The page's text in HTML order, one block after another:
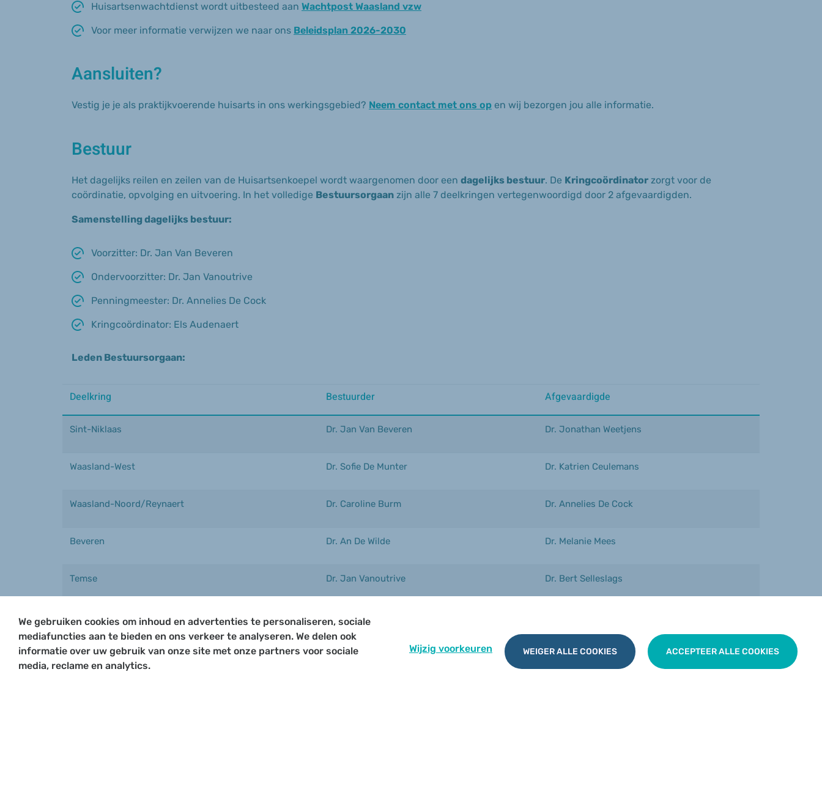
Huisartsenwachtdienst wordt uitbesteed aan Wachtpost Waasland vzw
Voor meer informatie verwijzen we naar ons Beleidsplan 2026-2030
Aansluiten?
Vestig je je als praktijkvoerende huisarts in ons werkingsgebied? Neem contact met ons op en wij bezorgen jou alle informatie.
Bestuur
Het dagelijks reilen en zeilen van de Huisartsenkoepel wordt waargenomen door een dagelijks bestuur. De Kringcoördinator zorgt voor de
coördinatie, opvolging en uitvoering. In het volledige Bestuursorgaan zijn alle 7 deelkringen vertegenwoordigd door 2 afgevaardigden.
Samenstelling dagelijks bestuur:
Voorzitter: Dr. Jan Van Beveren
Ondervoorzitter: Dr. Jan Vanoutrive
Penningmeester: Dr. Annelies De Cock
Kringcoördinator: Els Audenaert
Leden Bestuursorgaan:
Deelkring Bestuurder Afgevaardigde
Sint-Niklaas Dr. Jan Van Beveren Dr. Jonathan Weetjens
Waasland-West Dr. Sofie De Munter Dr. Katrien Ceulemans
Waasland-Noord/Reynaert Dr. Caroline Burm Dr. Annelies De Cock
Beveren Dr. An De Wilde Dr. Melanie Mees
Temse Dr. Jan Vanoutrive Dr. Bert Selleslags
Kruibeke Dr. Katrijn Verhaeghen
Durmestreek: Lokeren Dr. Bart Poppe Dr. Piet Van De Sype
We gebruiken cookies om inhoud en advertenties te personaliseren, sociale
mediafuncties aan te bieden en ons verkeer te analyseren. We delen ook
informatie over uw gebruik van onze site met onze partners voor sociale
media, reclame en analytics.
Wijzig voorkeuren WEIGER ALLE COOKIES ACCEPTEER ALLE COOKIES